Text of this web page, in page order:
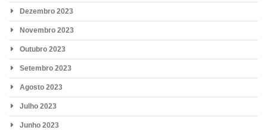
Dezembro 2023
Novembro 2023
Outubro 2023
Setembro 2023
Agosto 2023
Julho 2023
Junho 2023